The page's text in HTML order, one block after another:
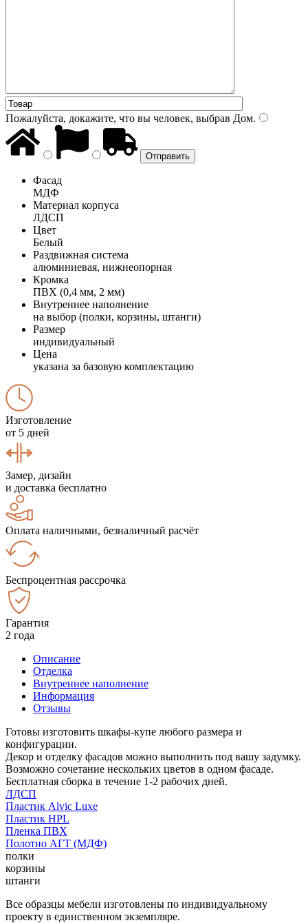
Пожалуйста, докажите, что вы человек, выбрав Дом.
Фасад
МДФ
Материал корпуса
ЛДСП
Цвет
Белый
Раздвижная система
алюминиевая, нижнеопорная
Кромка
ПВХ (0,4 мм, 2 мм)
Внутреннее наполнение
на выбор (полки, корзины, штанги)
Размер
индивидуальный
Цена
указана за базовую комплектацию
Изготовление
от 5 дней
Замер, дизайн
и доставка бесплатно
Оплата наличными, безналичный расчёт
Беспроцентная рассрочка
Гарантия
2 года
Описание
Отделка
Внутреннее наполнение
Информация
Отзывы
Готовы изготовить шкафы-купе любого размера и
конфигурации.
Декор и отделку фасадов можно выполнить под вашу задумку.
Возможно сочетание нескольких цветов в одном фасаде.
Бесплатная сборка в течение 1-2 рабочих дней.
ЛДСП
Пластик Alvic Luxe
Пластик HPL
Пленка ПВХ
Полотно АГТ (МДФ)
полки
корзины
штанги
Все образцы мебели изготовлены по индивидуальному
проекту в единственном экземпляре.